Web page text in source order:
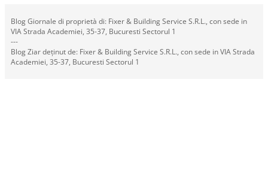
Blog Giornale di proprietà di: Fixer & Building Service S.R.L., con sede in
VIA Strada Academiei, 35-37, Bucuresti Sectorul 1
---
Blog Ziar deținut de: Fixer & Building Service S.R.L., con sede in VIA Strada
Academiei, 35-37, Bucuresti Sectorul 1